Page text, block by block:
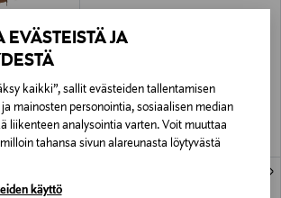
EVÄSTEISTÄ JA
kaikki”, sallit evästeiden tallentamisen
mainosten personointia, sosiaalisen median
liikenteen analysointia varten. Voit muuttaa
tahansa sivun alareunasta löytyvästä
käyttö
ALE –53%
Discounted Price
84,50 € Original Price
179,00 €